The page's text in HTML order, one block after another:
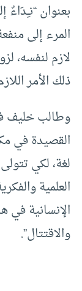
بعنوان
المرء إلى
لازم لنفسه،
ذلك الأمر
وطالب خليف
القصيدة في
لغة، لكي
العلمية
الإنسانية في
والاقتتال”.